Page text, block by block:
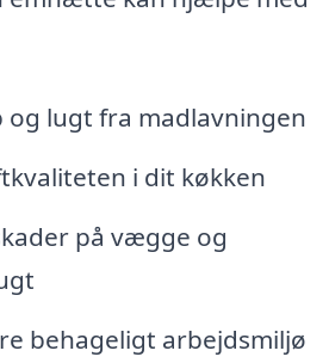
og lugt fra madlavningen
i dit køkken
på vægge og
behageligt arbejdsmiljø